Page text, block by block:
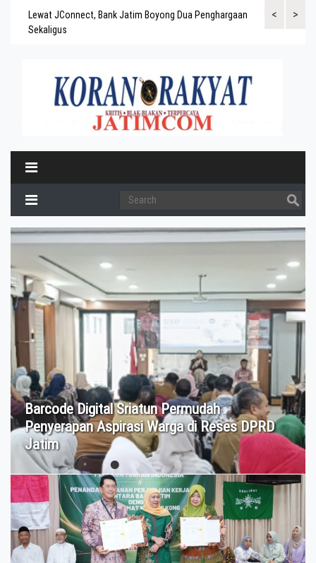
<
Lewat JConnect, Bank Jatim Boyong Dua Penghargaan
Sekaligus
Bank Jatim
>
Barcode Digital Sriatun Permudah
Penyerapan Aspirasi Warga di Reses DPRD
Jatim